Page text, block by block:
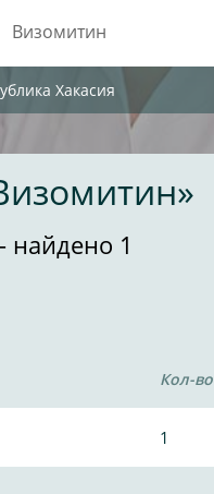
Хакасия
найдено 1
Кол-во
1